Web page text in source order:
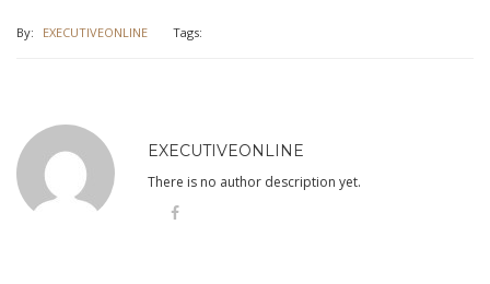
By: EXECUTIVEONLINE Tags:
EXECUTIVEONLINE
There is no author description yet.